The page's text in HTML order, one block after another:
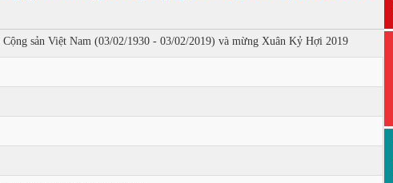
sản Việt Nam (03/02/1930 - 03/02/2019) và mừng Xuân Kỷ Hợi 2019